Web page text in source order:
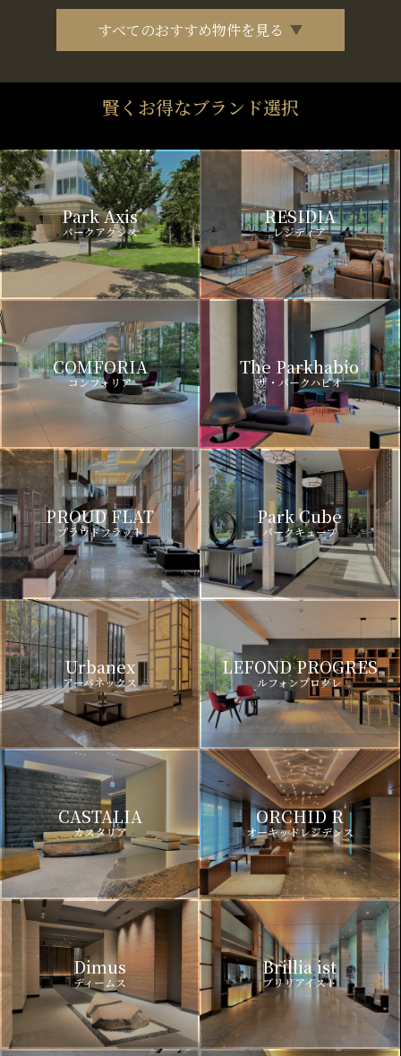
すべてのおすすめ物件を見る
賢くお得なブランド選択
Park Axis
パークアクシス
RESIDIA
レジディア
COMFORIA
コンフォリア
The Parkhabio
ザ・パークハビオ
PROUD FLAT
プラウドフラット
Park Cube
パークキューブ
Urbanex
アーバネックス
LEFOND PROGRES
ルフォンプログレ
CASTALIA
カスタリア
ORCHID R
オーキッドレジデンス
Dimus
ディームス
Brillia ist
ブリリアイスト